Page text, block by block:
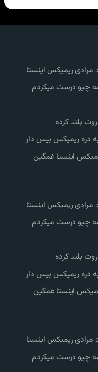
مرادی ریمیکس اینستا
چیو درست میکردم
بلند کرده
دره ریمیکس بیس دار
اینستا غمگین
مرادی ریمیکس اینستا
چیو درست میکردم
بلند کرده
دره ریمیکس بیس دار
اینستا غمگین
مرادی ریمیکس اینستا
چیو درست میکردم